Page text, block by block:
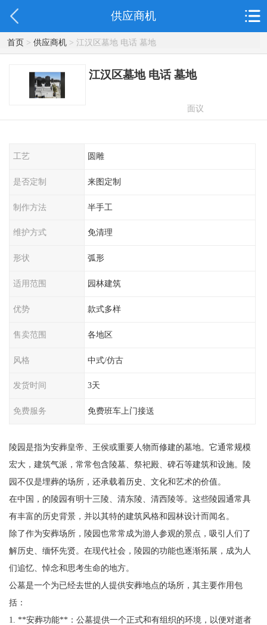
供应商机
首页> 供应商机> 江汉区墓地 电话 墓地
江汉区墓地 电话 墓地
面议
工艺 圆雕
是否定制 来图定制
制作方法 半手工
维护方式 免清理
形状 弧形
适用范围 园林建筑
优势 款式多样
售卖范围 各地区
风格 中式/仿古
发货时间 3天
免费服务 免费班车上门接送
陵园是指为安葬皇帝、王侯或重要人物而修建的墓地。它通常规模
宏大，建筑气派，常常包含陵墓、祭祀殿、碑石等建筑和设施。陵
园不仅是埋葬的场所，还承载着历史、文化和艺术的价值。
在中国，的陵园有明十三陵、清东陵、清西陵等。这些陵园通常具
有丰富的历史背景，并以其特的建筑风格和园林设计而闻名。
除了作为安葬场所，陵园也常常成为游人参观的景点，吸引人们了
解历史、缅怀先贤。在现代社会，陵园的功能也逐渐拓展，成为人
们追忆、悼念和思考生命的地方。
公墓是一个为已经去世的人提供安葬地点的场所，其主要作用包
括：
1. **安葬功能**：公墓提供一个正式和有组织的环境，以便对逝者